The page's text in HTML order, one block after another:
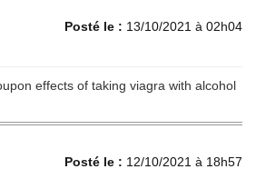
Posté le : 13/10/2021 à 02h04
effects of taking viagra with alcohol
Posté le : 12/10/2021 à 18h57